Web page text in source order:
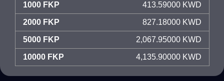
1000 FKP 413.59000 KWD
2000 FKP 827.18000 KWD
5000 FKP 2,067.95000 KWD
10000 FKP 4,135.90000 KWD